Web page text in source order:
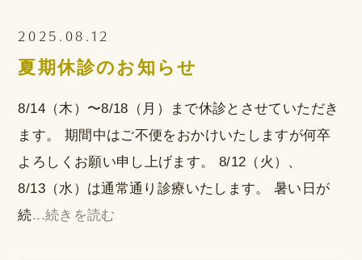
2025.08.12
夏期休診のお知らせ
8/14（木）〜8/18（月）まで休診とさせていただき
ます。 期間中はご不便をおかけいたしますが何卒
よろしくお願い申し上げます。 8/12（火）、
8/13（水）は通常通り診療いたします。 暑い日が
続...続きを読む